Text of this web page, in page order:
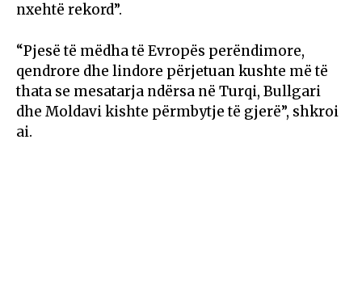
nxehtë rekord”.
“Pjesë të mëdha të Evropës perëndimore,
qendrore dhe lindore përjetuan kushte më të
thata se mesatarja ndërsa në Turqi, Bullgari
dhe Moldavi kishte përmbytje të gjerë”, shkroi
ai.